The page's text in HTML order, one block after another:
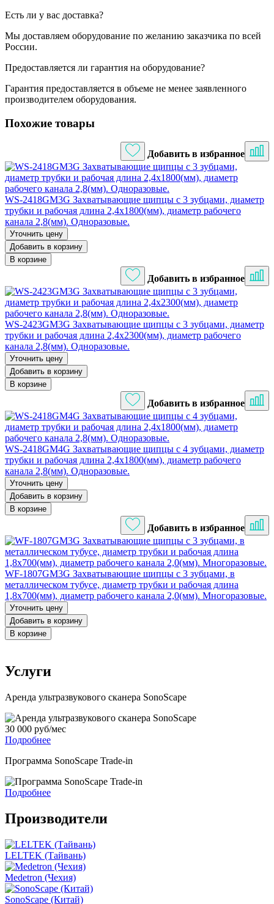
Есть ли у вас доставка?
Мы доставляем оборудование по желанию заказчика по всей
России.
Предоставляется ли гарантия на оборудование?
Гарантия предоставляется в объеме не менее заявленного
производителем оборудования.
Похожие товары
Добавить в избранное
WS-2418GM3G Захватывающие щипцы с 3 зубцами, диаметр
трубки и рабочая длина 2,4х1800(мм), диаметр рабочего
канала 2,8(мм). Одноразовые.
Уточнить цену
Добавить в корзину
В корзине
Добавить в избранное
WS-2423GM3G Захватывающие щипцы с 3 зубцами, диаметр
трубки и рабочая длина 2,4х2300(мм), диаметр рабочего
канала 2,8(мм). Одноразовые.
Уточнить цену
Добавить в корзину
В корзине
Добавить в избранное
WS-2418GM4G Захватывающие щипцы с 4 зубцами, диаметр
трубки и рабочая длина 2,4х1800(мм), диаметр рабочего
канала 2,8(мм). Одноразовые.
Уточнить цену
Добавить в корзину
В корзине
Добавить в избранное
WF-1807GM3G Захватывающие щипцы с 3 зубцами, в
металлическом тубусе, диаметр трубки и рабочая длина
1,8х700(мм), диаметр рабочего канала 2,0(мм). Многоразовые.
Уточнить цену
Добавить в корзину
В корзине
Услуги
Аренда ультразвукового сканера SonoScape
30 000 руб/мес
Подробнее
Программа SonoScape Trade-in
Подробнее
Производители
LELTEK (Тайвань)
Medetron (Чехия)
SonoScape (Китай)